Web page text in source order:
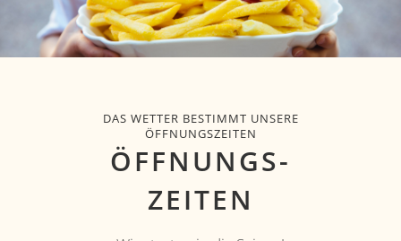
DAS WETTER BESTIMMT UNSERE
ÖFFNUNGSZEITEN
ÖFFNUNGS-
ZEITEN